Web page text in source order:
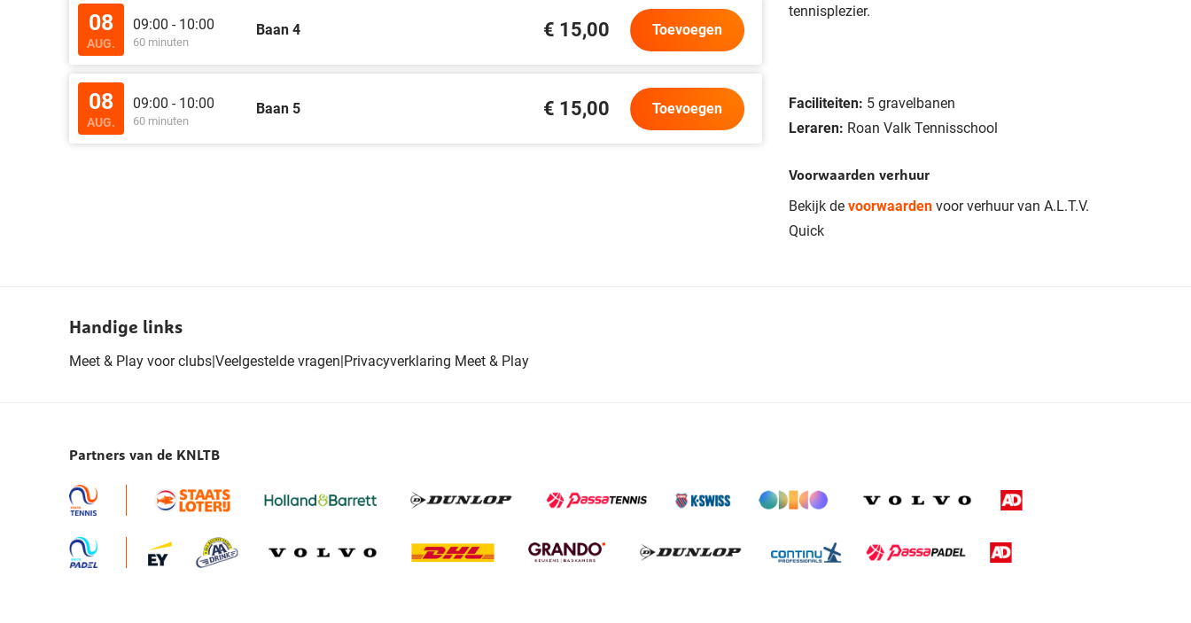
08
AUG.
09:00 - 10:00
60 minuten
Baan 4 € 15,00 Toevoegen
08
AUG.
09:00 - 10:00
60 minuten
Baan 5 € 15,00 Toevoegen
tennisplezier.
Faciliteiten: 5 gravelbanen
Leraren: Roan Valk Tennisschool
Voorwaarden verhuur
Bekijk de voorwaarden voor verhuur van A.L.T.V.
Quick
Handige links
Meet & Play voor clubs|Veelgestelde vragen|Privacyverklaring Meet & Play
Partners van de KNLTB